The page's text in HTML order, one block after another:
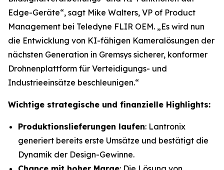
Edge-Geräte“, sagt Mike Walters, VP of Product
Management bei Teledyne FLIR OEM. „Es wird nun
die Entwicklung von KI-fähigen Kameralösungen der
nächsten Generation in Gremsys sicherer, konformer
Drohnenplattform für Verteidigungs- und
Industrieeinsätze beschleunigen.“
Wichtige strategische und finanzielle Highlights:
Produktionslieferungen laufen: Lantronix
generiert bereits erste Umsätze und bestätigt die
Dynamik der Design-Gewinne.